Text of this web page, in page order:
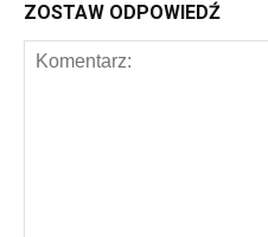
ZOSTAW ODPOWIEDŹ